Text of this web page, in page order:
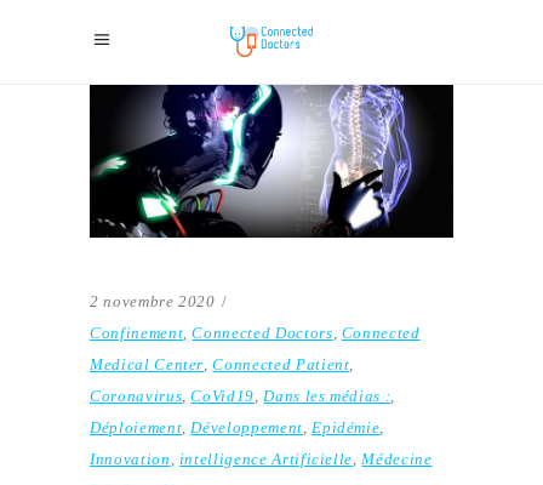
2 novembre 2020
Confinement,Connected Doctors, Connected
Medical Center,Connected Patient,
Coronavirus,CoVid19,Dans les médias :,
Déploiement,Développement,Epidémie,
Innovation , intelligence Artificielle,Médecine